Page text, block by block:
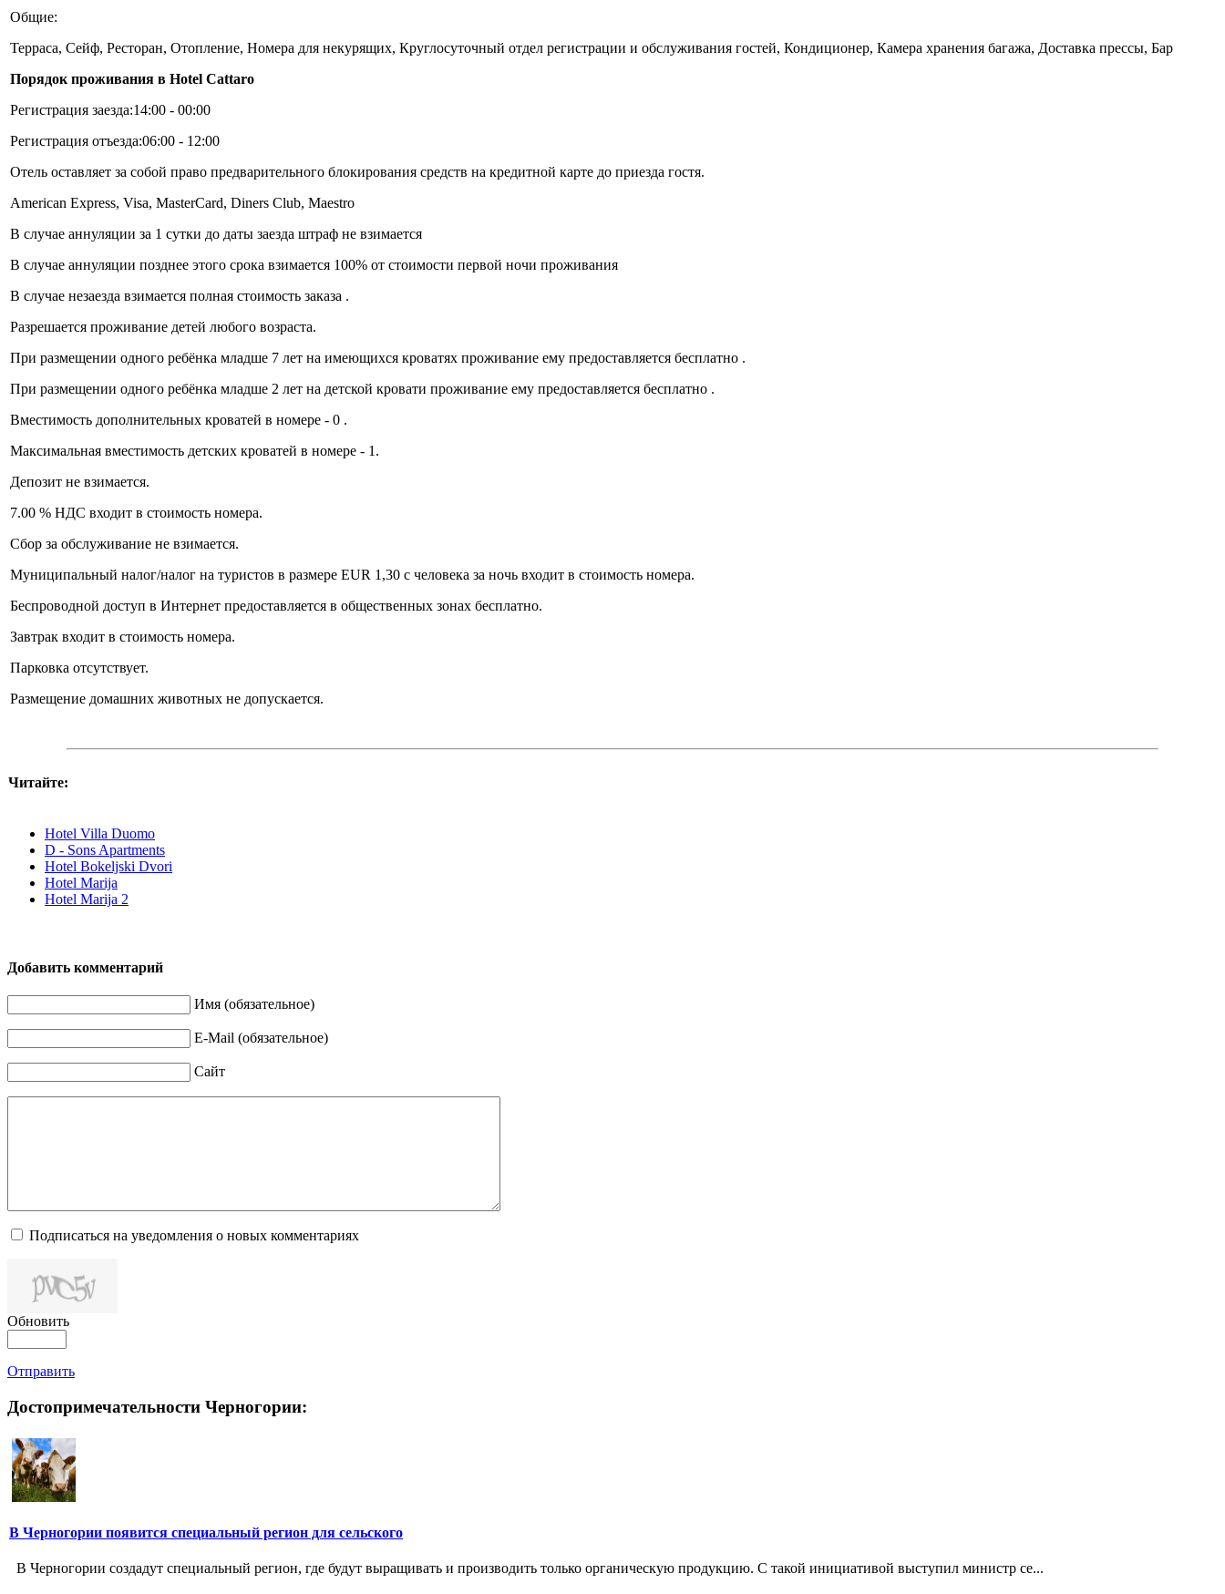
Общие:
Терраса, Сейф, Ресторан, Отопление, Номера для некурящих, Круглосуточный отдел регистрации и обслуживания гостей, Кондиционер, Камера хранения багажа, Доставка прессы, Бар
Порядок проживания в Hotel Cattaro
Регистрация заезда:14:00 - 00:00
Регистрация отъезда:06:00 - 12:00
Отель оставляет за собой право предварительного блокирования средств на кредитной карте до приезда гостя.
American Express, Visa, MasterCard, Diners Club, Maestro
В случае аннуляции за 1 сутки до даты заезда штраф не взимается
В случае аннуляции позднее этого срока взимается 100% от стоимости первой ночи проживания
В случае незаезда взимается полная стоимость заказа .
Разрешается проживание детей любого возраста.
При размещении одного ребёнка младше 7 лет на имеющихся кроватях проживание ему предоставляется бесплатно .
При размещении одного ребёнка младше 2 лет на детской кровати проживание ему предоставляется бесплатно .
Вместимость дополнительных кроватей в номере - 0 .
Максимальная вместимость детских кроватей в номере - 1.
Депозит не взимается.
7.00 % НДС входит в стоимость номера.
Сбор за обслуживание не взимается.
Муниципальный налог/налог на туристов в размере EUR 1,30 с человека за ночь входит в стоимость номера.
Беспроводной доступ в Интернет предоставляется в общественных зонах бесплатно.
Завтрак входит в стоимость номера.
Парковка отсутствует.
Размещение домашних животных не допускается.
Читайте:
Hotel Villa Duomo
D - Sons Apartments
Hotel Bokeljski Dvori
Hotel Marija
Hotel Marija 2
Добавить комментарий
Имя (обязательное)
E-Mail (обязательное)
Сайт
Подписаться на уведомления о новых комментариях
Обновить
Отправить
Достопримечательности Черногории:
В Черногории появится специальный регион для сельского
В Черногории создадут специальный регион, где будут выращивать и производить только органическую продукцию. С такой инициативой выступил министр се...